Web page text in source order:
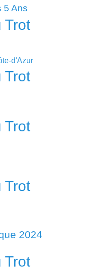
5 Ans
d'Azur
2024